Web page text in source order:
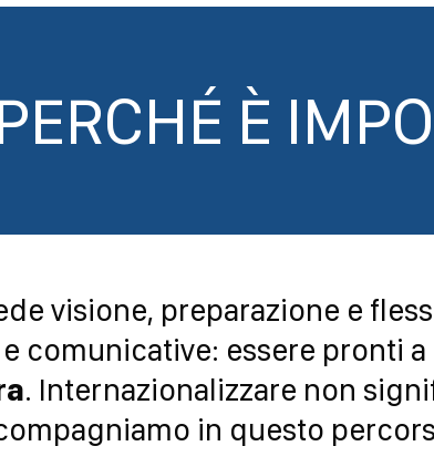
È
visione, preparazione e
comunicative: essere pronti
. Internazionalizzare non
in questo